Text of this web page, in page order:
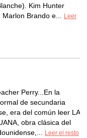
Kim Hunter
Brando e...
Leer
Perry...En la
de secundaria
era del común leer LA
obra clásica del
Leer el resto